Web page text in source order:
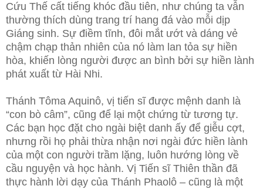
Cứu Thế cất tiếng khóc đầu tiên, như chúng ta vẫn
thường thích dùng trang trí hang đá vào mỗi dịp
Giáng sinh. Sự điềm tĩnh, đôi mắt ướt và dáng vẻ
chậm chạp thản nhiên của nó làm lan tỏa sự hiền
hòa, khiến lòng người được an bình bởi sự hiền lành
phát xuất từ Hài Nhi.
Thánh Tôma Aquinô, vị tiến sĩ được mệnh danh là
“con bò câm”, cũng để lại một chứng từ tương tự.
Các bạn học đặt cho ngài biệt danh ấy để giễu cợt,
nhưng rồi họ phải thừa nhận nơi ngài đức hiền lành
của một con người trầm lặng, luôn hướng lòng về
cầu nguyện và học hành. Vị Tiến sĩ Thiên thần đã
thực hành lời dạy của Thánh Phaolô – cũng là một